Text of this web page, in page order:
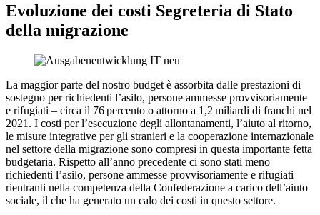
Evoluzione dei costi Segreteria di Stato
della migrazione
La maggior parte del nostro budget è assorbita dalle prestazioni di
sostegno per richiedenti l’asilo, persone ammesse provvisoriamente
e rifugiati – circa il 76 percento o attorno a 1,2 miliardi di franchi nel
2021. I costi per l’esecuzione degli allontanamenti, l’aiuto al ritorno,
le misure integrative per gli stranieri e la cooperazione internazionale
nel settore della migrazione sono compresi in questa importante fetta
budgetaria. Rispetto all’anno precedente ci sono stati meno
richiedenti l’asilo, persone ammesse provvisoriamente e rifugiati
rientranti nella competenza della Confederazione a carico dell’aiuto
sociale, il che ha generato un calo dei costi in questo settore.